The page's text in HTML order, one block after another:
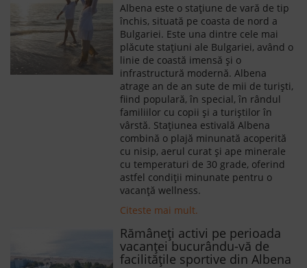
Albena este o stațiune de vară de tip
închis, situată pe coasta de nord a
Bulgariei. Este una dintre cele mai
plăcute staţiuni ale Bulgariei, având o
linie de coastă imensă și o
infrastructură modernă. Albena
atrage an de an sute de mii de turişti,
fiind populară, în special, în rândul
familiilor cu copii și a turiştilor în
vârstă. Stațiunea estivală Albena
combină o plajă minunată acoperită
cu nisip, aerul curat și ape minerale
cu temperaturi de 30 grade, oferind
astfel condiții minunate pentru o
vacanță wellness.
Citeste mai mult.
Rămâneți activi pe perioada
vacanței bucurându-vă de
facilitățile sportive din Albena